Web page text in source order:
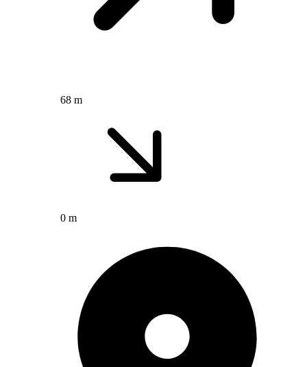
68 m
0 m